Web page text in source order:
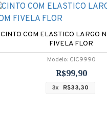
Modelo: CIC9990
CINTO COM ELASTICO LARGO
FIVELA FLOR
R$99,90
3x R$33,30